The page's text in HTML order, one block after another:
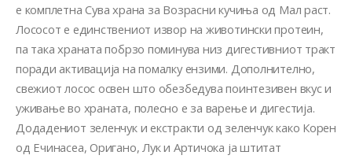
е комплетна Сува храна за Возрасни кучиња од Мал раст.
Лососот е единствениот извор на животински протеин,
па така храната побрзо поминува низ дигестивниот тракт
поради активација на помалку ензими. Дополнително,
свежиот лосос освен што обезбедува поинтезивен вкус и
уживање во храната, полесно е за варење и дигестија.
Додадениот зеленчук и екстракти од зеленчук како Корен
од Ечинасеа, Оригано, Лук и Артичока ја штитат